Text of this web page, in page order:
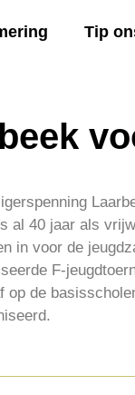
Tip
al 40 jaar als
in voor de
F-
op de